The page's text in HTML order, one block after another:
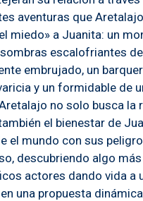
aventuras que
miedo» a Juanita: un
escalofriantes
embrujado, un
y un formidable de
no solo busca la
el bienestar de
el mundo con sus
descubriendo algo
actores dando vida a
una propuesta